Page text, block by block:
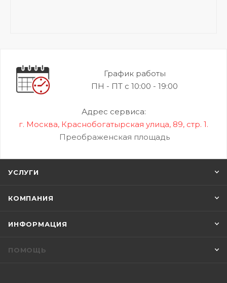
График работы
ПН - ПТ с 10:00 - 19:00
Адрес сервиса:
г. Москва, Краснобогатырская улица, 89, стр. 1.
Преображенская площадь
УСЛУГИ
КОМПАНИЯ
ИНФОРМАЦИЯ
ПОМОЩЬ